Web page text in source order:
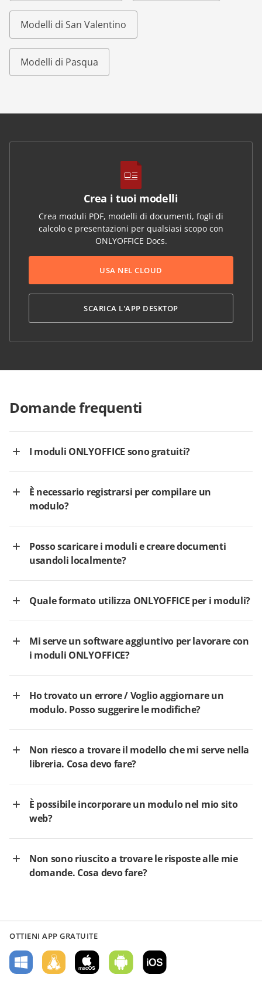
Modelli di San Valentino
Modelli di Pasqua
Crea i tuoi modelli
Crea moduli PDF, modelli di documenti, fogli di
calcolo e presentazioni per qualsiasi scopo con
ONLYOFFICE Docs.
USA NEL CLOUD
SCARICA L'APP DESKTOP
Domande frequenti
I moduli ONLYOFFICE sono gratuiti?
È necessario registrarsi per compilare un
modulo?
Posso scaricare i moduli e creare documenti
usandoli localmente?
Quale formato utilizza ONLYOFFICE per i moduli?
Mi serve un software aggiuntivo per lavorare con
i moduli ONLYOFFICE?
Ho trovato un errore / Voglio aggiornare un
modulo. Posso suggerire le modifiche?
Non riesco a trovare il modello che mi serve nella
libreria. Cosa devo fare?
È possibile incorporare un modulo nel mio sito
web?
Non sono riuscito a trovare le risposte alle mie
domande. Cosa devo fare?
OTTIENI APP GRATUITE